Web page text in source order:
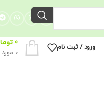
ورود / ثبت نام
0 مورد
0